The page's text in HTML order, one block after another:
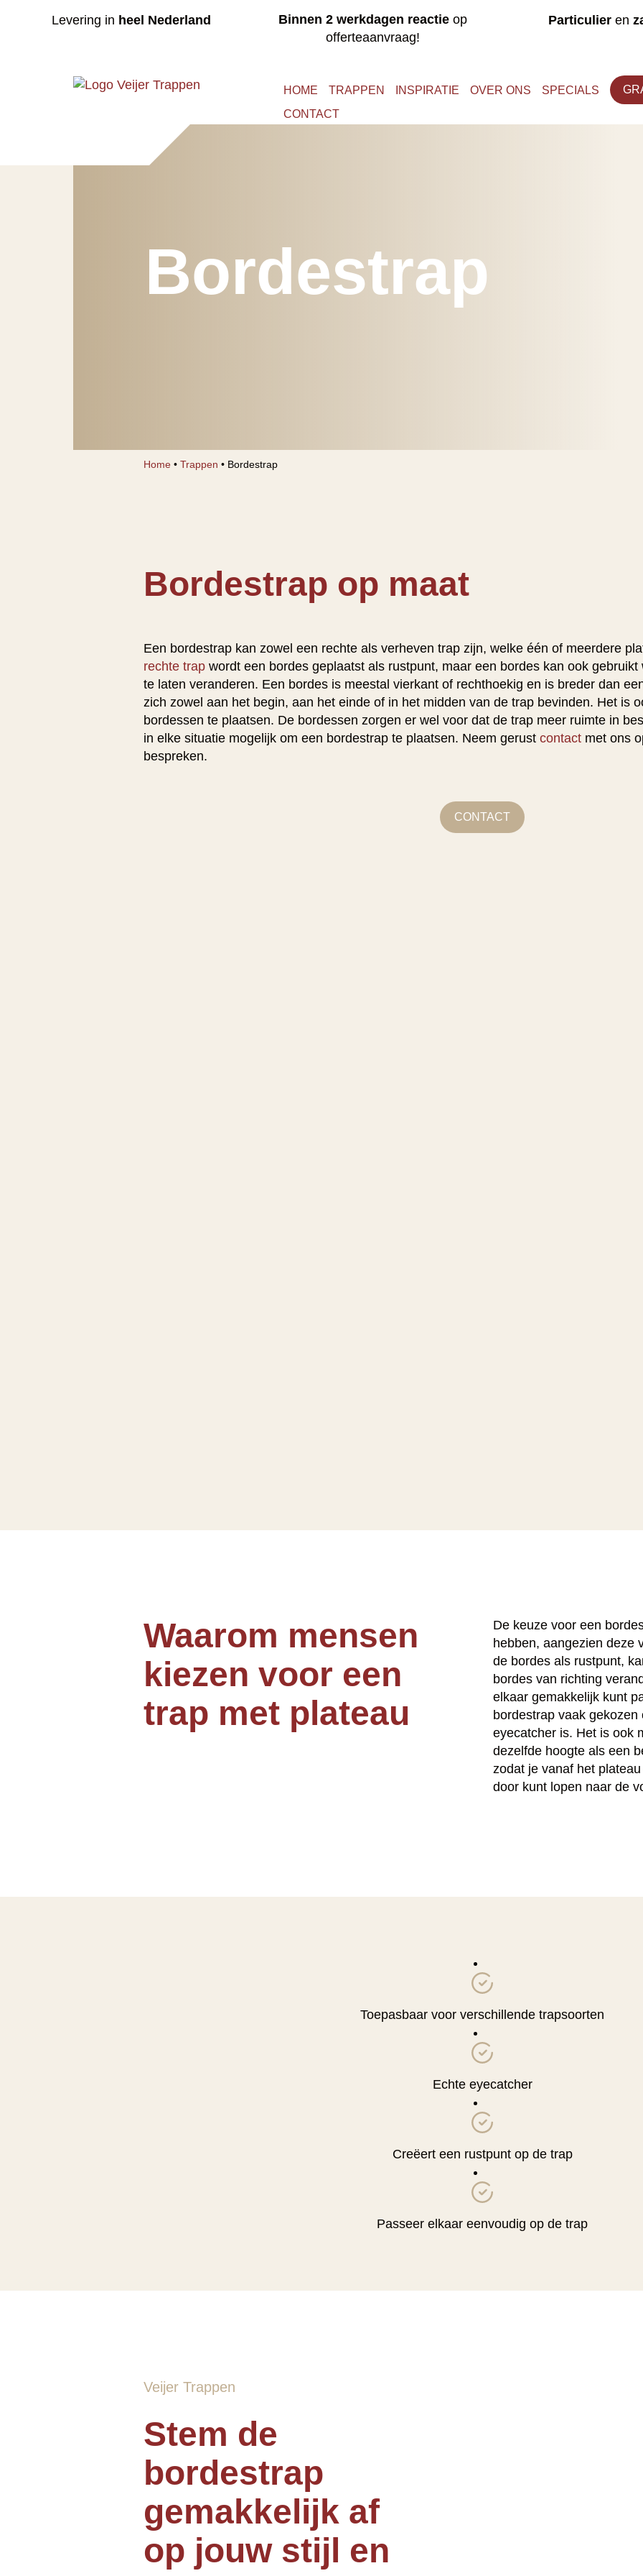
Levering in heel Nederland Binnen 2 werkdagen reactieop
offerteaanvraag!
Particulier en
HOME TRAPPEN INSPIRATIE OVER ONS SPECIALS
CONTACT
Bordestrap
Home• Trappen • Bordestrap
Bordestrap op maat
Een bordestrap kan zowel een rechte als verheven trap zijn, welke één of meerdere
rechte trapwordt een bordes geplaatst als rustpunt, maar een bordes kan ook
te laten veranderen. Een bordes is meestal vierkant of rechthoekig en is breder dan
zich zowel aan het begin, aan het einde of in het midden van de trap bevinden. Het is
bordessen te plaatsen. De bordessen zorgen er wel voor dat de trap meer ruimte in
in elke situatie mogelijk om een bordestrap te plaatsen. Neem gerust contactmet ons
bespreken.
CONTACT
Waarom mensen
kiezen voor een
trap met plateau
De keuze voor een
hebben, aangezien deze
de bordes als rustpunt,
bordes van richting
elkaar gemakkelijk kunt
bordestrap vaak
eyecatcher is. Het is ook
dezelfde hoogte als een
zodat je vanaf het
door kunt lopen naar de
Toepasbaar voor verschillende trapsoorten
Echte eyecatcher
Creëert een rustpunt op de trap
Passeer elkaar eenvoudig op de trap
Veijer Trappen
Stem de
bordestrap
gemakkelijk af
op jouw stijl en